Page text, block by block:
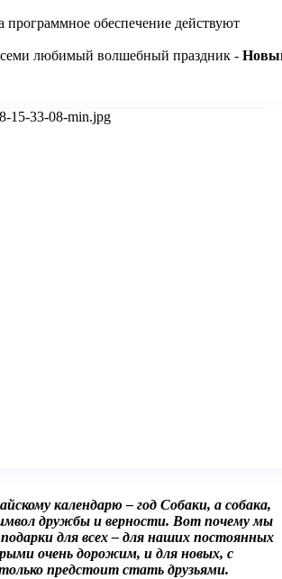
программное обеспечение действуют
любимый волшебный праздник -
календарю – год Собаки, а собака,
дружбы и верности. Вот почему мы
для всех – для наших постоянных
очень дорожим, и для новых, с
предстоит стать друзьями.